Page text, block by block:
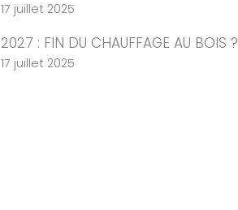
17 juillet 2025
2027 : FIN DU CHAUFFAGE AU BOIS ?
17 juillet 2025